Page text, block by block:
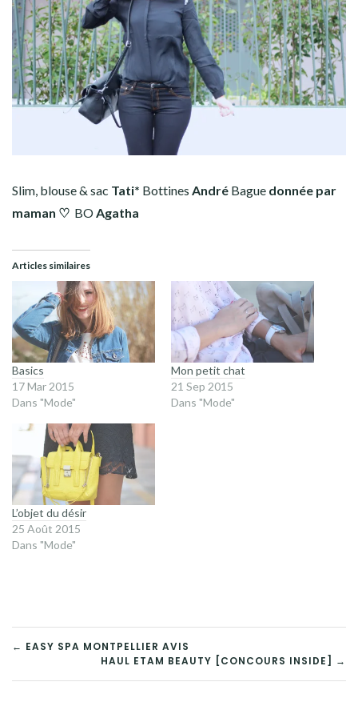
Slim, blouse & sac Tati* Bottines André Bague donnée par
maman ♡ BOAgatha
Articles similaires
Basics
17 Mar 2015
Dans "Mode"
Mon petit chat
21 Sep 2015
Dans "Mode"
L’objet du désir
25 Août 2015
Dans "Mode"
NAVIGATION
DE
← EASY SPA MONTPELLIER AVIS
HAUL ETAM BEAUTY [CONCOURS INSIDE] →